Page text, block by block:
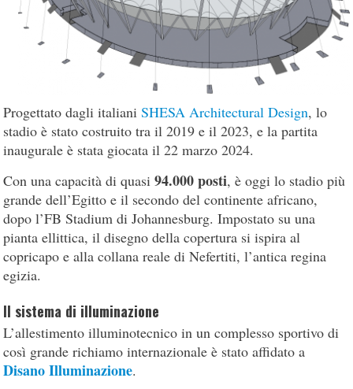
Progettato dagli italianiSHESA Architectural Design, lo
stadio è stato costruito tra il 2019 e il 2023, e la partita
inaugurale è stata giocata il 22 marzo 2024.
Con una capacità di quasi94.000 posti, è oggi lo stadio più
grande dell’Egitto e il secondo del continente africano,
dopo l’FB Stadium di Johannesburg. Impostato su una
pianta ellittica, il disegno della copertura si ispira al
copricapo e alla collana reale di Nefertiti, l’antica regina
egizia.
Il sistema di illuminazione
L’allestimento illuminotecnico in un complesso sportivo di
così grande richiamo internazionale è stato affidato a
Disano Illuminazione.